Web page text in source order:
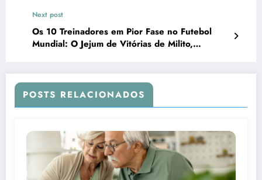
Next post
Os 10 Treinadores em Pior Fase no Futebol
Mundial: O Jejum de Vitórias de Milito,
POSTS RELACIONADOS